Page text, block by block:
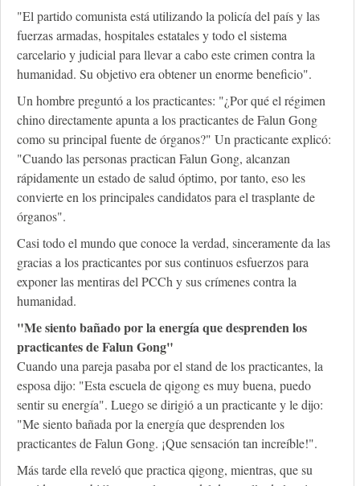
"El partido comunista está utilizando la policía del país y las
fuerzas armadas, hospitales estatales y todo el sistema
carcelario y judicial para llevar a cabo este crimen contra la
humanidad. Su objetivo era obtener un enorme beneficio".
Un hombre preguntó a los practicantes: "¿Por qué el régimen
chino directamente apunta a los practicantes de Falun Gong
como su principal fuente de órganos?" Un practicante explicó:
"Cuando las personas practican Falun Gong, alcanzan
rápidamente un estado de salud óptimo, por tanto, eso les
convierte en los principales candidatos para el trasplante de
órganos".
Casi todo el mundo que conoce la verdad, sinceramente da las
gracias a los practicantes por sus continuos esfuerzos para
exponer las mentiras del PCCh y sus crímenes contra la
humanidad.
"Me siento bañado por la energía que desprenden los
practicantes de Falun Gong"
Cuando una pareja pasaba por el stand de los practicantes, la
esposa dijo: "Esta escuela de qigong es muy buena, puedo
sentir su energía". Luego se dirigió a un practicante y le dijo:
"Me siento bañada por la energía que desprenden los
practicantes de Falun Gong. ¡Que sensación tan increíble!".
Más tarde ella reveló que practica qigong, mientras, que su